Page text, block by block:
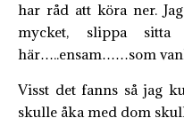
har råd att köra ner.
mycket, slippa
här…..ensam……som
Visst det fanns så jag
skulle åka med dom